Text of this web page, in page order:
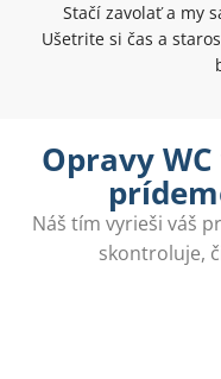
Stačí zavolať a my
Ušetrite si čas a
Opravy
Náš tím vyrieši váš
skontroluje,